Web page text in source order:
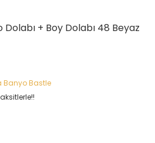
+ Boy Dolabı 48 Beyaz
Banyo Bastle